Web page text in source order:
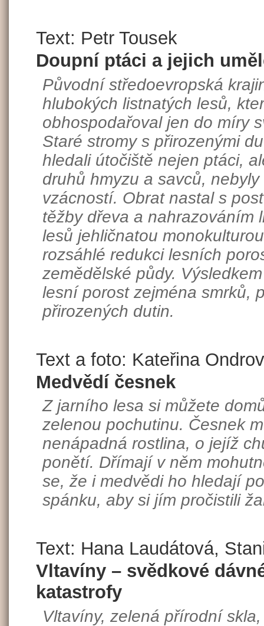
Text: Petr Tousek
Doupní ptáci a jejich
Původní středoevropská
hlubokých listnatých lesů,
obhospodařoval jen do míry
Staré stromy s přirozenými
hledali útočiště nejen ptáci,
druhů hmyzu a savců,
vzácností. Obrat nastal s
těžby dřeva a nahrazováním
lesů jehličnatou
rozsáhlé redukci lesních
zemědělské půdy.
lesní porost zejména smrků,
přirozených dutin.
Text a foto: Kateřina
Medvědí česnek
Z jarního lesa si můžete
zelenou pochutinu. Česnek
nenápadná rostlina, o jejíž
ponětí. Dřímají v něm
se, že i medvědi ho hledají
spánku, aby si jím pročistili
Text: Hana Laudátová,
Vltavíny – svědkové
katastrofy
Vltavíny, zelená přírodní